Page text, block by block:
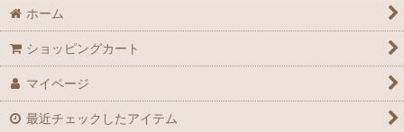
ホーム
ショッピングカート
マイページ
最近チェックしたアイテム